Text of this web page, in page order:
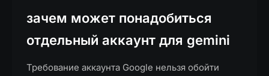
зачем может понадобиться
отдельный аккаунт для gemini
Требование аккаунта Google нельзя обойти